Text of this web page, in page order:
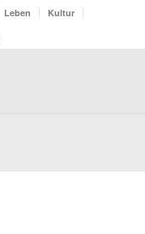
Leben
Kultur